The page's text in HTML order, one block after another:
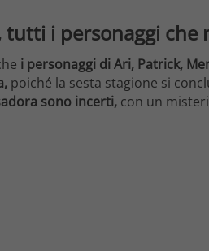
tutti i personaggi
i personaggi di Ari, Patrick,
poiché la sesta stagione si
sono incerti, con un